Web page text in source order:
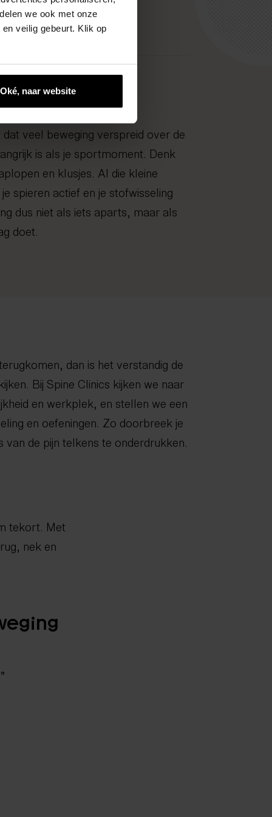
we ook met onze
veilig gebeurt. Klik op
Oké, naar website
op over de dag.
veel beweging verspreid over de
is als je sportmoment. Denk
en klusjes. Al die kleine
spieren actief en je stofwisseling
dus niet als iets aparts, maar als
doet.
dan is het verstandig de
Bij Spine Clinics kijken we naar
en werkplek, en stellen we een
en oefeningen. Zo doorbreek je
van de pijn telkens te onderdrukken.
tekort. Met
nek en